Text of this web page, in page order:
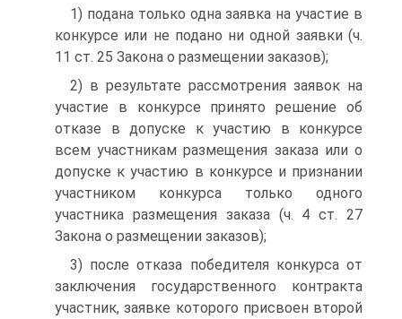
1) подана только одна заявка на участие в
конкурсе или не подано ни одной заявки (ч.
11 ст. 25 Закона о размещении заказов);
2) в результате рассмотрения заявок на
участие в конкурсе принято решение об
отказе в допуске к участию в конкурсе
всем участникам размещения заказа или о
допуске к участию в конкурсе и признании
участником конкурса только одного
участника размещения заказа (ч. 4 ст. 27
Закона о размещении заказов);
3) после отказа победителя конкурса от
заключения государственного контракта
участник, заявке которого присвоен второй